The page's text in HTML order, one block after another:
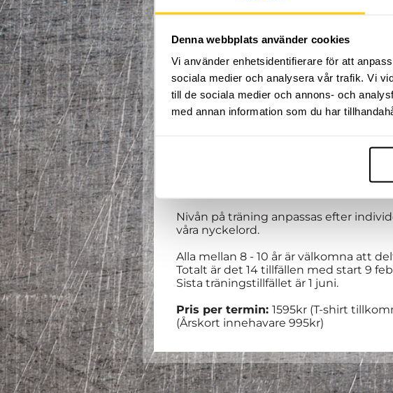
Denna webbplats använder cookies
Vi använder enhetsidentifierare för att
sociala medier och analysera vår trafik. Vi
till de sociala medier och annons- och
med annan information som du har
Välkommen till en ny termin med
Nivån på träning anpassas efter
våra nyckelord.
Alla mellan 8 - 10 år är välkomna att
Totalt är det 14 tillfällen med start 9
Sista träningstillfället är 1 juni.
Pris per termin: 1595kr (T-shirt
(Årskort innehavare 995kr)